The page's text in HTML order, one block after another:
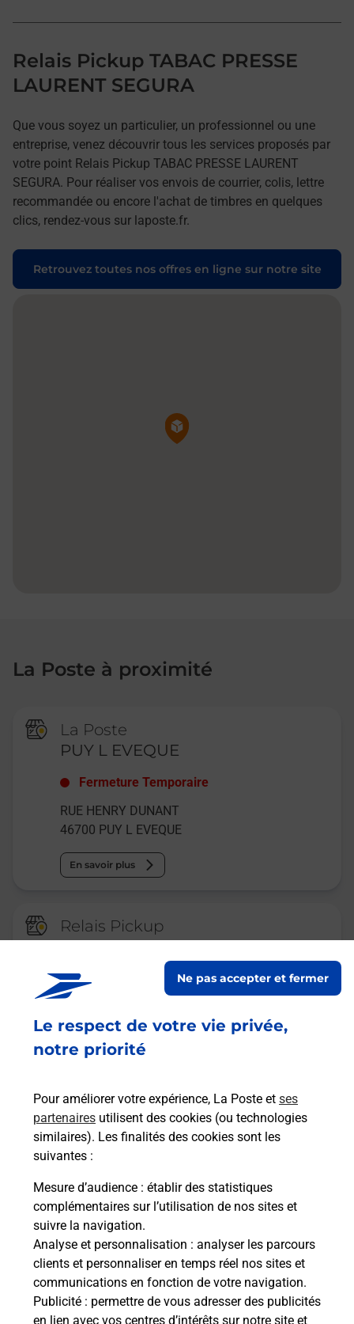
Le respect de votre vie privée,
notre priorité
Pour améliorer votre expérience, La Poste et ses
partenaires utilisent des cookies (ou technologies
similaires). Les finalités des cookies sont les
suivantes :
Mesure d’audience : établir des statistiques
complémentaires sur l’utilisation de nos sites et
suivre la navigation.
Analyse et personnalisation : analyser les parcours
clients et personnaliser en temps réel nos sites et
communications en fonction de votre navigation.
Publicité : permettre de vous adresser des publicités
en lien avec vos centres d’intérêts sur notre site et
Ne pas accepter et fermer
Relais Pickup TABAC PRESSE
LAURENT SEGURA
Que vous soyez un particulier, un professionnel ou une
entreprise, venez découvrir tous les services proposés par
votre point Relais Pickup TABAC PRESSE LAURENT
SEGURA. Pour réaliser vos envois de courrier, colis, lettre
recommandée ou encore l'achat de timbres en quelques
clics, rendez-vous sur laposte.fr.
Retrouvez toutes nos offres en ligne sur notre site
Pin de la carte
La Poste à proximité
La Poste
PUY L EVEQUE
Fermeture Temporaire
RUE HENRY DUNANT
46700 PUY L EVEQUE
En savoir plus
Relais Pickup
CONSIGNE CARREFOUR
jusqu'à 23h59
RUE DE LA PLAINE
46220 PRAYSSAC
Malin !
La Poste
en ligne
Ouvert 24h/24
En savoir plus